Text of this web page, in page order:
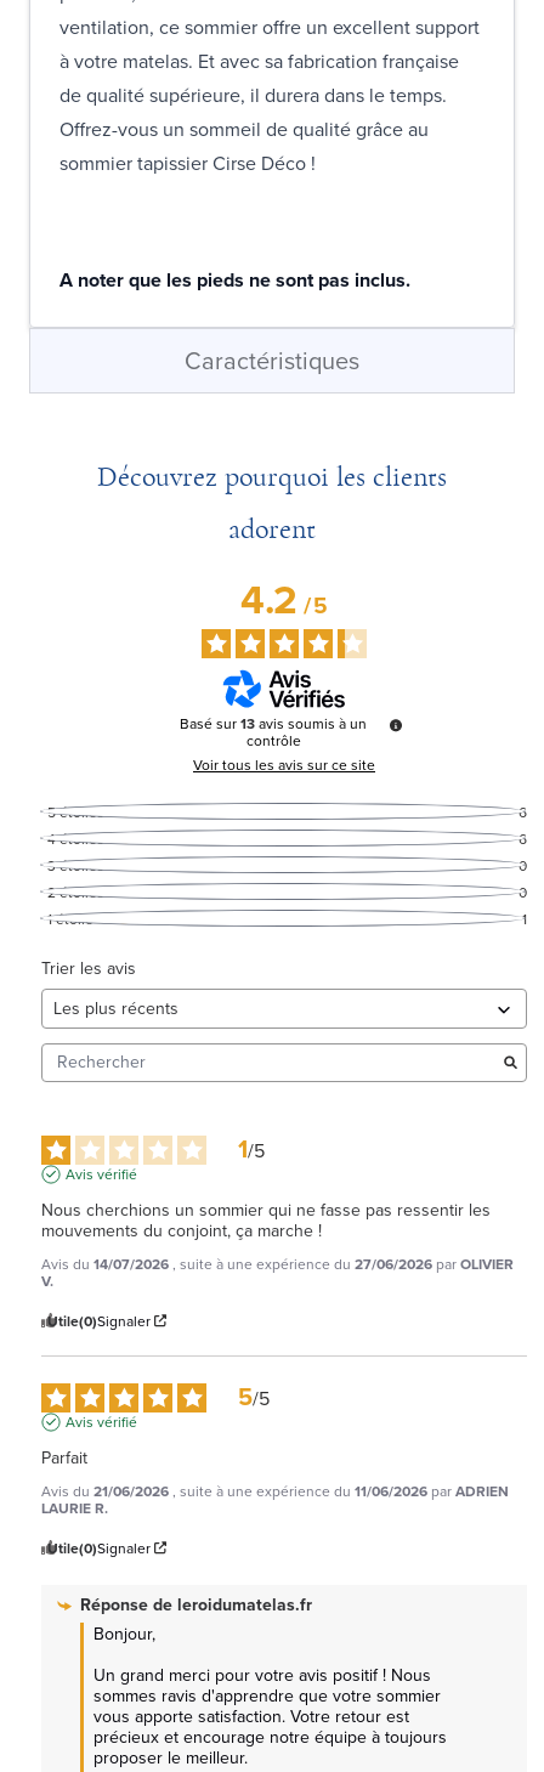
ventilation, ce sommier offre un excellent support
à votre matelas. Et avec sa fabrication française
de qualité supérieure, il durera dans le temps.
Offrez-vous un sommeil de qualité grâce au
sommier tapissier Cirse Déco !
A noter que les pieds ne sont pas inclus.
Caractéristiques
Découvrez pourquoi les clients
adorent
4.2/5
Basé sur13avis soumis à un
contrôle
Voir tous les avis sur ce site
5étoiles
6
4étoiles
6
3étoiles
0
2étoiles
0
1étoile 1
Trier les avis
1/5
Avis vérifié
Nous cherchions un sommier qui ne fasse pas ressentir les
mouvements du conjoint, ça marche !
Avis du 14/07/2026, suite à une expérience du 27/06/2026 parOLIVIER
V.
Utile(0)Signaler
5/5
Avis vérifié
Parfait
Avis du 21/06/2026, suite à une expérience du 11/06/2026 parADRIEN
LAURIE R.
Utile(0)Signaler
Réponse deleroidumatelas.fr
Bonjour,
Un grand merci pour votre avis positif ! Nous
sommes ravis d'apprendre que votre sommier
vous apporte satisfaction. Votre retour est
précieux et encourage notre équipe à toujours
proposer le meilleur.